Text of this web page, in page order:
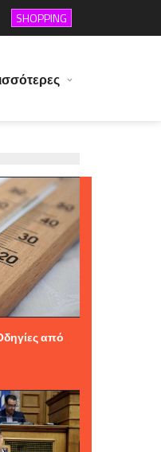
SHOPPING
11:59
από